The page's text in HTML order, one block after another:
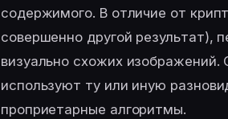
содержимого. В отличие от
совершенно другой результат),
визуально схожих
используют ту или иную
проприетарные алгоритмы.